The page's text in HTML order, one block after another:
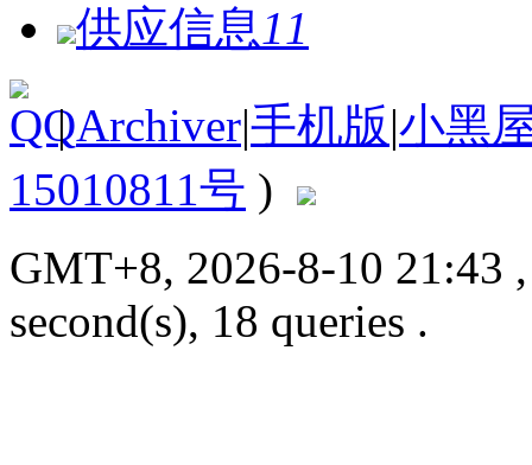
供应信息 11
| Archiver|手机版|小黑
15010811号 )
GMT+8, 2026-8-10 21:43
second(s), 18 queries .